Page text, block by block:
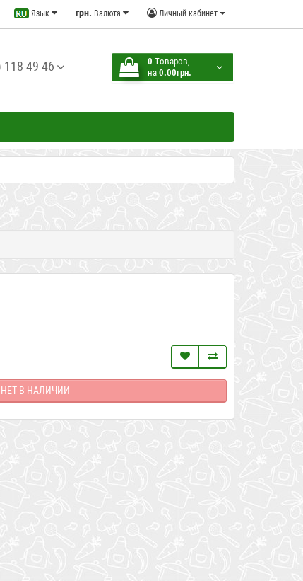
Личный кабинет
грн. Валюта
Язык
118-49-46 0 Tоваров,
на 0.00грн.
НЕТ В НАЛИЧИИ